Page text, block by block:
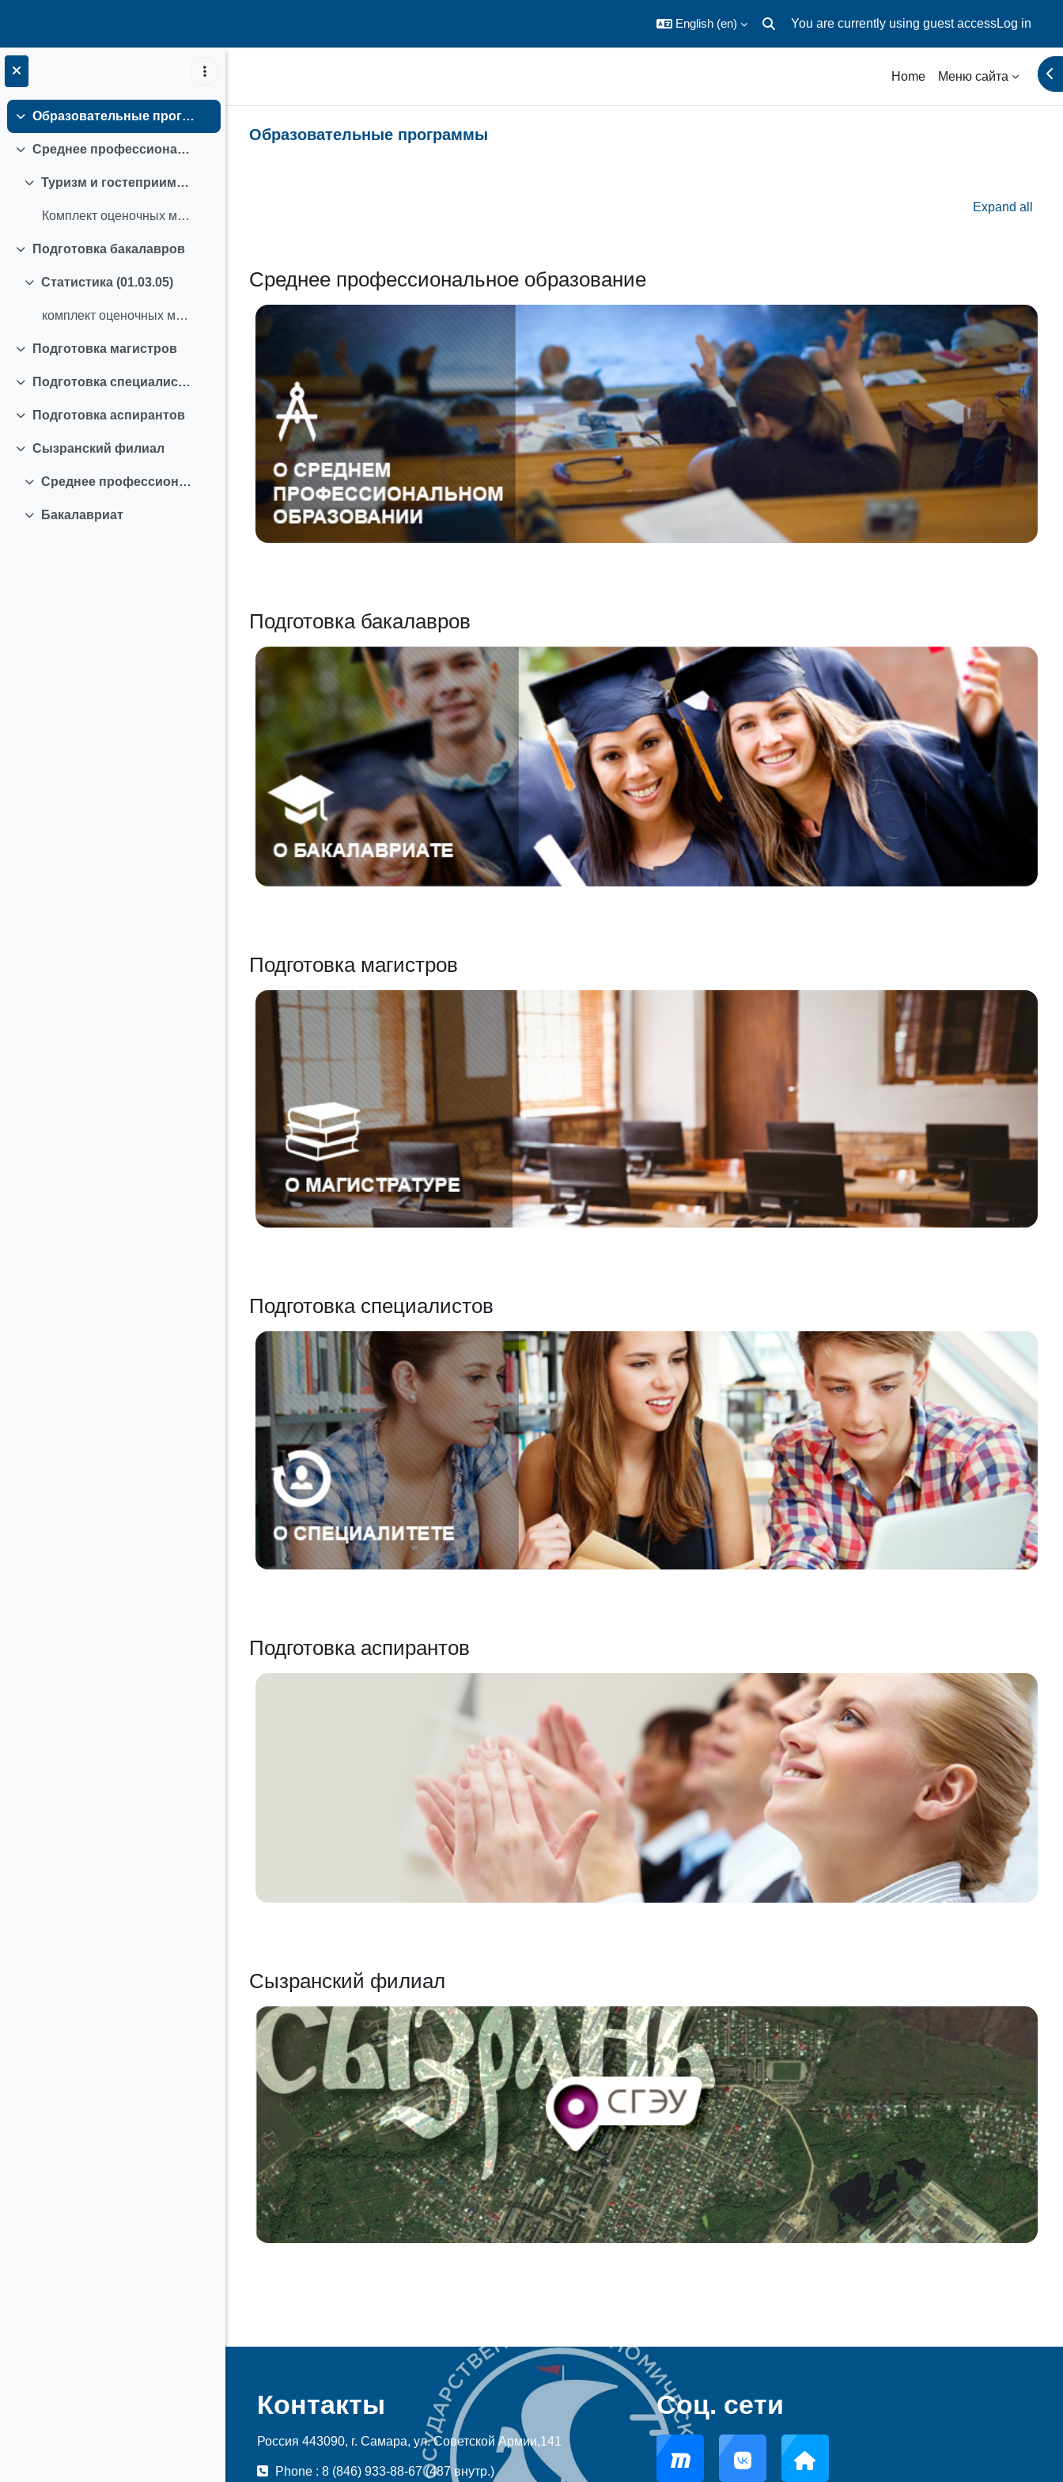
Skip to main content
English ‎(en)‎
Toggle search input
You are currently using guest accessLog in
Home Меню сайта
Collapse
Образовательные программы ФГБОУ ВО "СГЭУ"
Collapse
Среднее профессиональное образование
Collapse
Туризм и гостеприимство (43.02.16)
Комплект оценочных материалов 43.02.16 Туризм и гостеприимство
Collapse
Подготовка бакалавров
Collapse
Статистика (01.03.05)
комплект оценочных материалов 01.03.05 Бизнес-аналитика
Collapse
Подготовка магистров
Collapse
Подготовка специалистов
Collapse
Подготовка аспирантов
Collapse
Сызранский филиал
Collapse
Среднее профессиональное образование
Collapse
Бакалавриат
Образовательные программы
Expand all
Среднее профессиональное образование
Подготовка бакалавров
Подготовка магистров
Подготовка специалистов
Подготовка аспирантов
Сызранский филиал
Контакты
Россия 443090, г. Самара, ул. Советской Армии,141
Phone : 8 (846) 933-88-67 (487 внутр.)
Соц. сети